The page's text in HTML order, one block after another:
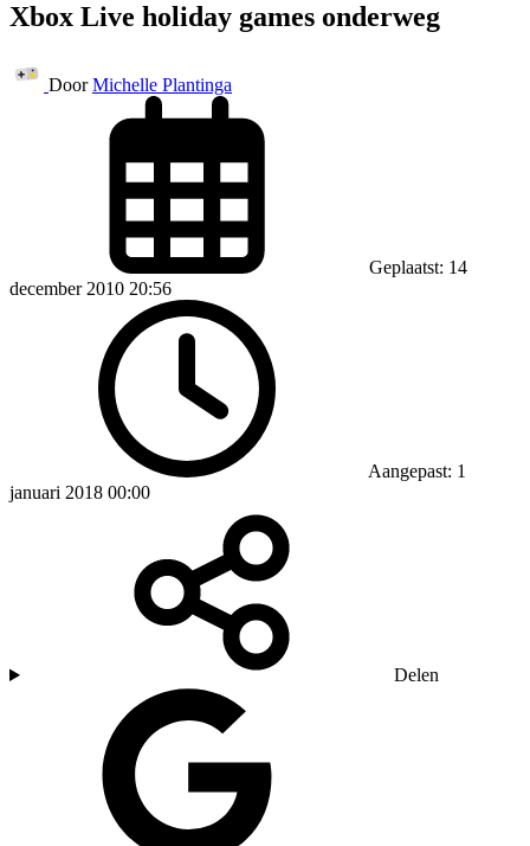
Xbox Live holiday games onderweg
Door Michelle Plantinga
Geplaatst: 14
december 2010 20:56
Aangepast: 1
januari 2018 00:00
Delen